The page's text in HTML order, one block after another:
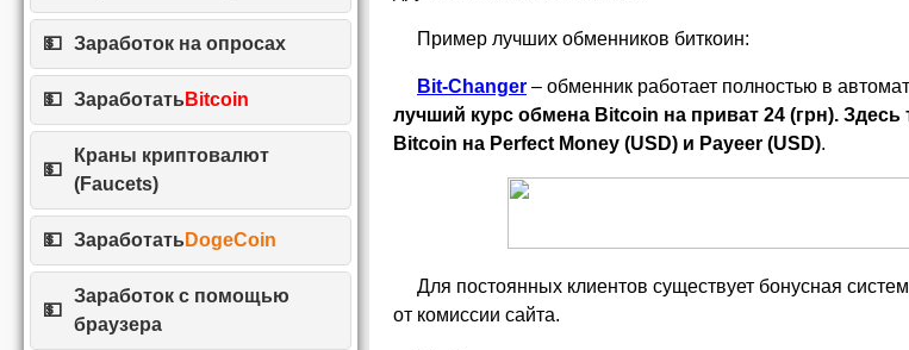
Заработок на опросах
Заработать Bitcoin
Краны криптовалют
(Faucets)
Заработать DogeCoin
Заработок с помощью
браузера
Пример лучших обменников биткоин:
Bit-Changer – обменник работает полностью в
лучший курс обмена Bitcoin на приват 24 (грн).
Bitcoin на Perfect Money (USD) и Payeer (USD).
Для постоянных клиентов существует бонусная
от комиссии сайта.